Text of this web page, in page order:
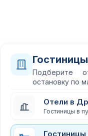
Гостиницы
Подберите
остановку по
Отели в
Гостиницы в
Гостиницы